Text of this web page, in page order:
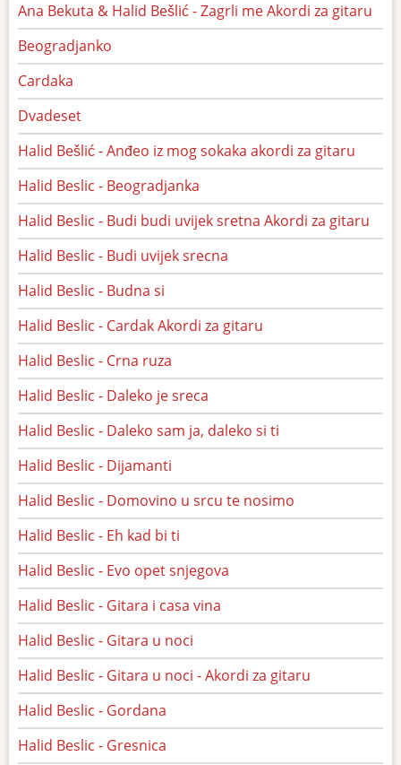
Ana Bekuta & Halid Bešlić - Zagrli me Akordi za gitaru
Beogradjanko
Cardaka
Dvadeset
Halid Bešlić - Anđeo iz mog sokaka akordi za gitaru
Halid Beslic - Beogradjanka
Halid Beslic - Budi budi uvijek sretna Akordi za gitaru
Halid Beslic - Budi uvijek srecna
Halid Beslic - Budna si
Halid Beslic - Cardak Akordi za gitaru
Halid Beslic - Crna ruza
Halid Beslic - Daleko je sreca
Halid Beslic - Daleko sam ja, daleko si ti
Halid Beslic - Dijamanti
Halid Beslic - Domovino u srcu te nosimo
Halid Beslic - Eh kad bi ti
Halid Beslic - Evo opet snjegova
Halid Beslic - Gitara i casa vina
Halid Beslic - Gitara u noci
Halid Beslic - Gitara u noci - Akordi za gitaru
Halid Beslic - Gordana
Halid Beslic - Gresnica